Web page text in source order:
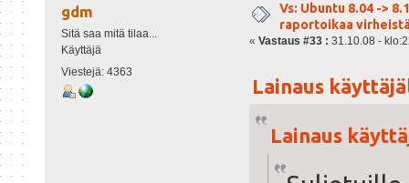
gdm
Sitä saa mitä tilaa...
Käyttäjä
Viestejä: 4363
Vs: Ubuntu 8.04 ->
raportoikaa
« Vastaus #33 : 31.10.08 -
Lainaus
Lainaus